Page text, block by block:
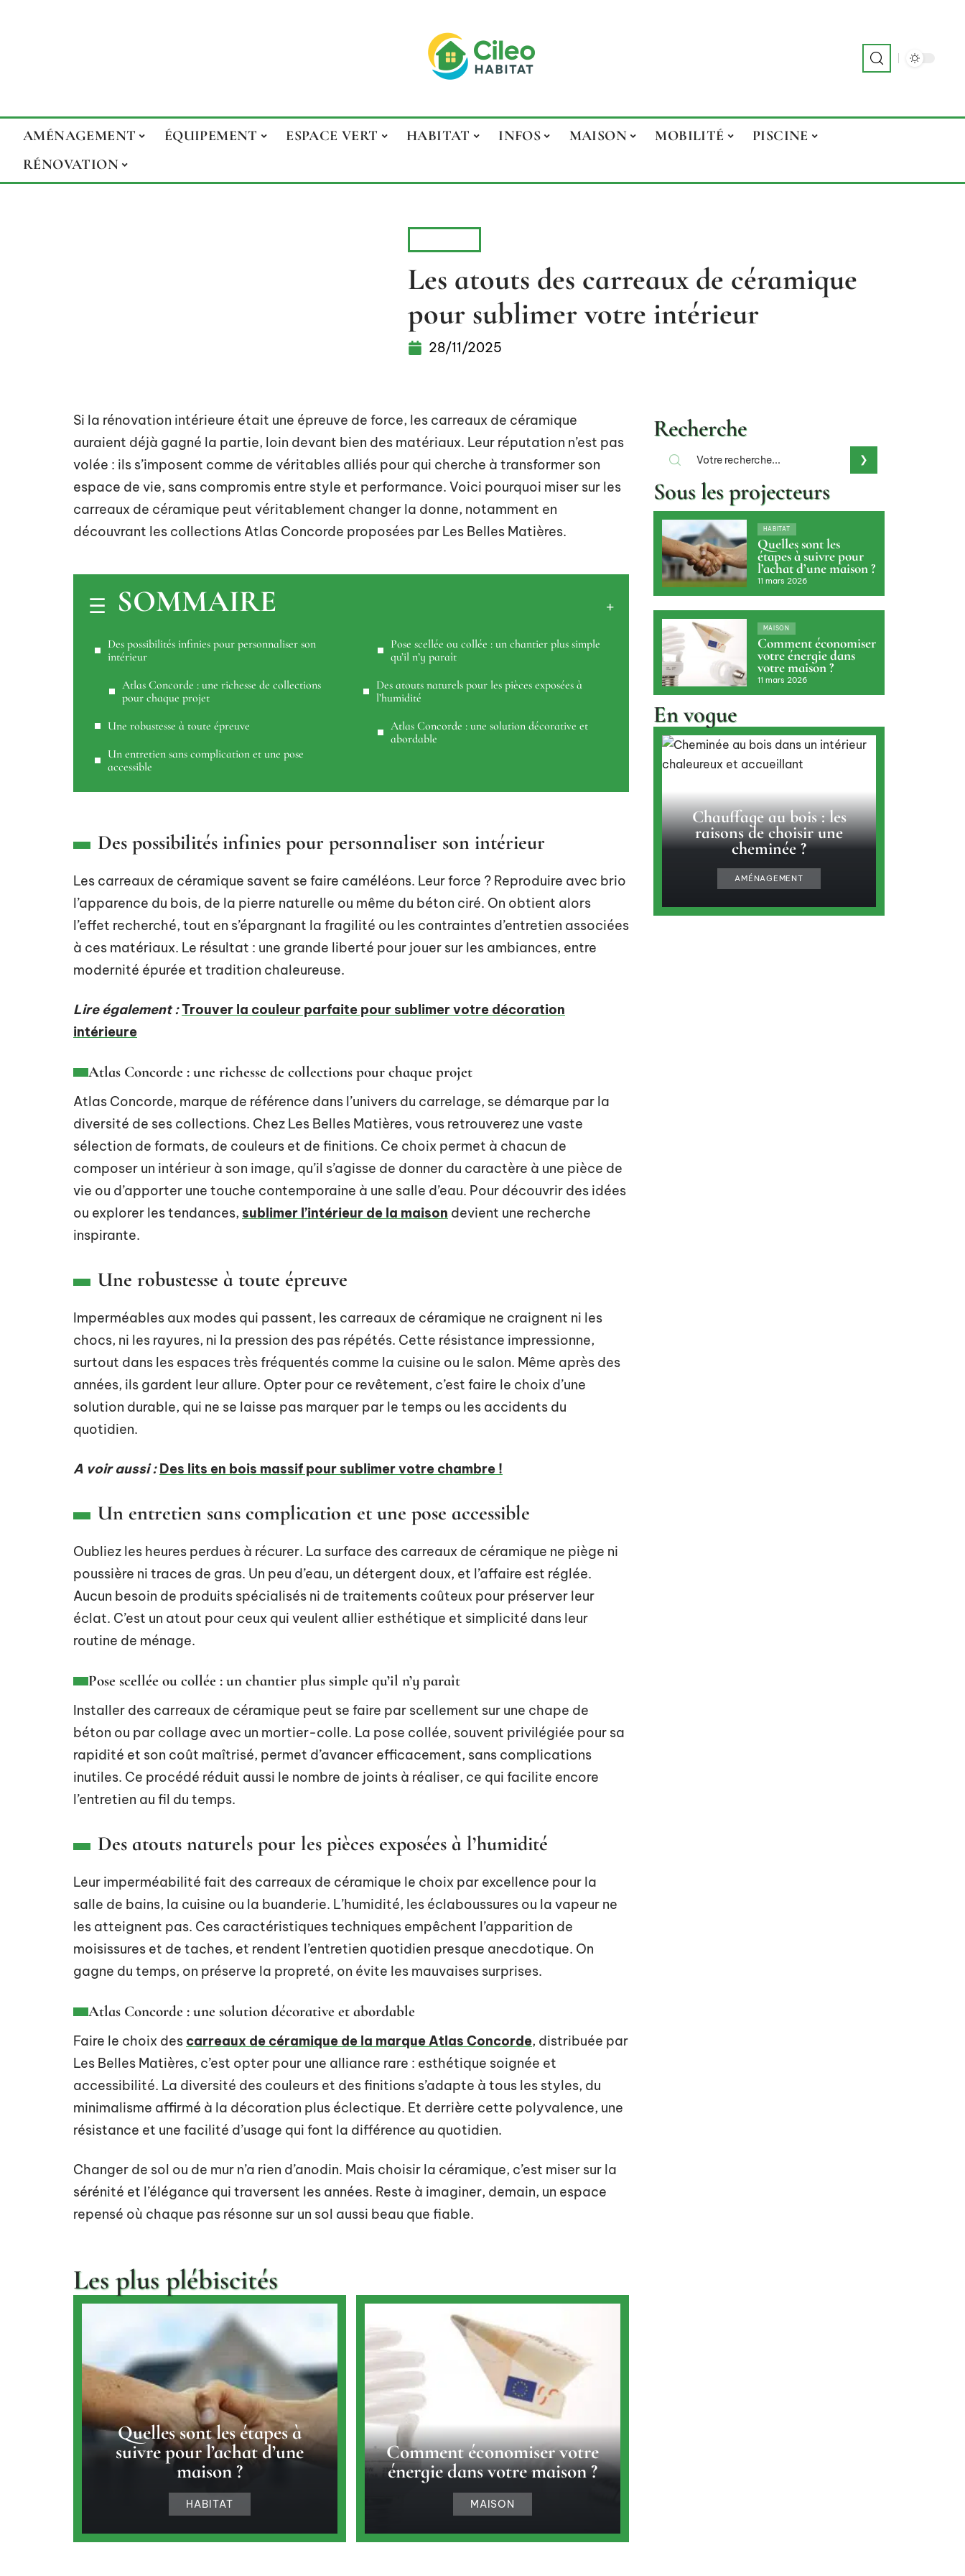
AMÉNAGEMENT ÉQUIPEMENT ESPACE VERT HABITAT INFOS MAISON MOBILITÉ
PISCINE
RÉNOVATION
Les atouts des carreaux de céramique
pour sublimer votre intérieur
28/11/2025
Si la rénovation intérieure était une épreuve de force, les carreaux de céramique
auraient déjà gagné la partie, loin devant bien des matériaux. Leur réputation n’est pas
volée : ils s’imposent comme de véritables alliés pour qui cherche à transformer son
espace de vie, sans compromis entre style et performance. Voici pourquoi miser sur les
carreaux de céramique peut véritablement changer la donne, notamment en
découvrant les collections Atlas Concorde proposées par Les Belles Matières.
SOMMAIRE
Des possibilités infinies pour personnaliser son
intérieur
Atlas Concorde : une richesse de collections
pour chaque projet
Une robustesse à toute épreuve
Un entretien sans complication et une pose
accessible
Pose scellée ou collée : un chantier plus simple
qu’il n’y paraît
Des atouts naturels pour les pièces exposées à
l’humidité
Atlas Concorde : une solution décorative et
abordable
Des possibilités infinies pour personnaliser son intérieur
Les carreaux de céramique savent se faire caméléons. Leur force ? Reproduire avec brio
l’apparence du bois, de la pierre naturelle ou même du béton ciré. On obtient alors
l’effet recherché, tout en s’épargnant la fragilité ou les contraintes d’entretien associées
à ces matériaux. Le résultat : une grande liberté pour jouer sur les ambiances, entre
modernité épurée et tradition chaleureuse.
Lire également :Trouver la couleur parfaite pour sublimer votre décoration
intérieure
Atlas Concorde : une richesse de collections pour chaque projet
Atlas Concorde, marque de référence dans l’univers du carrelage, se démarque par la
diversité de ses collections. Chez Les Belles Matières, vous retrouverez une vaste
sélection de formats, de couleurs et de finitions. Ce choix permet à chacun de
composer un intérieur à son image, qu’il s’agisse de donner du caractère à une pièce de
vie ou d’apporter une touche contemporaine à une salle d’eau. Pour découvrir des idées
ou explorer les tendances, sublimer l’intérieur de la maison devient une recherche
inspirante.
Une robustesse à toute épreuve
Imperméables aux modes qui passent, les carreaux de céramique ne craignent ni les
chocs, ni les rayures, ni la pression des pas répétés. Cette résistance impressionne,
surtout dans les espaces très fréquentés comme la cuisine ou le salon. Même après des
années, ils gardent leur allure. Opter pour ce revêtement, c’est faire le choix d’une
solution durable, qui ne se laisse pas marquer par le temps ou les accidents du
quotidien.
A voir aussi : Des lits en bois massif pour sublimer votre chambre !
Un entretien sans complication et une pose accessible
Oubliez les heures perdues à récurer. La surface des carreaux de céramique ne piège ni
poussière ni traces de gras. Un peu d’eau, un détergent doux, et l’affaire est réglée.
Aucun besoin de produits spécialisés ni de traitements coûteux pour préserver leur
éclat. C’est un atout pour ceux qui veulent allier esthétique et simplicité dans leur
routine de ménage.
Pose scellée ou collée : un chantier plus simple qu’il n’y paraît
Installer des carreaux de céramique peut se faire par scellement sur une chape de
béton ou par collage avec un mortier-colle. La pose collée, souvent privilégiée pour sa
rapidité et son coût maîtrisé, permet d’avancer efficacement, sans complications
inutiles. Ce procédé réduit aussi le nombre de joints à réaliser, ce qui facilite encore
l’entretien au fil du temps.
Des atouts naturels pour les pièces exposées à l’humidité
Leur imperméabilité fait des carreaux de céramique le choix par excellence pour la
salle de bains, la cuisine ou la buanderie. L’humidité, les éclaboussures ou la vapeur ne
les atteignent pas. Ces caractéristiques techniques empêchent l’apparition de
moisissures et de taches, et rendent l’entretien quotidien presque anecdotique. On
gagne du temps, on préserve la propreté, on évite les mauvaises surprises.
Atlas Concorde : une solution décorative et abordable
Faire le choix des carreaux de céramique de la marque Atlas Concorde, distribuée par
Les Belles Matières, c’est opter pour une alliance rare : esthétique soignée et
accessibilité. La diversité des couleurs et des finitions s’adapte à tous les styles, du
minimalisme affirmé à la décoration plus éclectique. Et derrière cette polyvalence, une
résistance et une facilité d’usage qui font la différence au quotidien.
Changer de sol ou de mur n’a rien d’anodin. Mais choisir la céramique, c’est miser sur la
sérénité et l’élégance qui traversent les années. Reste à imaginer, demain, un espace
repensé où chaque pas résonne sur un sol aussi beau que fiable.
Les plus plébiscités
Quelles sont les étapes à
suivre pour l’achat d’une
maison ?
HABITAT
Comment économiser votre
énergie dans votre maison ?
MAISON
Recherche
Sous les projecteurs
HABITAT
Quelles sont les
étapes à suivre pour
l’achat d’une maison ?
11 mars 2026
MAISON
Comment économiser
votre énergie dans
votre maison ?
11 mars 2026
En vogue
Chauffage au bois : les
raisons de choisir une
cheminée ?
AMÉNAGEMENT